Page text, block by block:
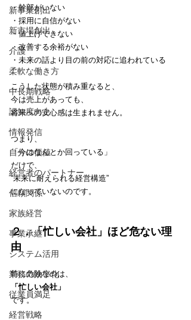
新事業創出
新市場創出
介護
柔軟な働き方
中長期戦略
認知度向上
情報発信
自分の価値
経営者のパートナー
信頼関係
家族経営
事業承継
システム活用
業務の効率化
従業員満足
経営戦略
・幹部がいない
・採用に自信がない
・値上げできない
・改善する余裕がない
・未来の話より目の前の対応に追われている
こうした状態が積み重なると、
今は売上があっても、
将来への安心感は生まれません。
つまり、
「今はなんとか回っている」
だけで、
“未来に耐えられる経営構造”
になっていないのです。
２．「忙しい会社」ほど危ない理
由
特に危険なのは、
「忙しい会社」
です。